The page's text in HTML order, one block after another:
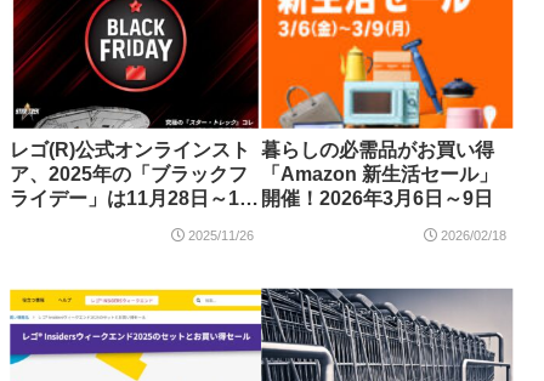
レゴ(R)公式オンラインスト
ア、2025年の「ブラックフ
ライデー」は11月28日～12
2025/11/26
暮らしの必需品がお買い得
「Amazon 新生活セール」
開催！2026年3月6日～9日
2026/02/18